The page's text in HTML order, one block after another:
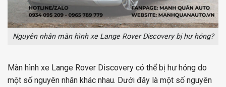
Nguyên nhân màn hình xe Lange Rover Discovery bị hư hỏng?
Màn hình xe Lange Rover Discovery có thể bị hư hỏng do
một số nguyên nhân khác nhau. Dưới đây là một số nguyên